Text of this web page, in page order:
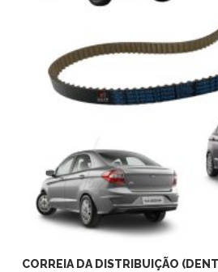
ADICIONAR AO
CORREIA DA DISTRIBUIÇÃO